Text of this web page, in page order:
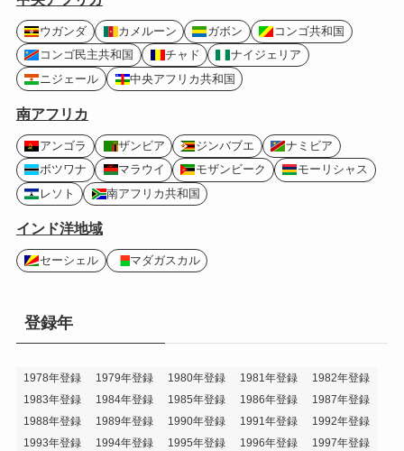
ウガンダ カメルーン ガボン
コンゴ共和国
コンゴ民主共和国
チャド
ナイジェリア
ニジェール
中央アフリカ共和国
南アフリカ
アンゴラ ザンビア ジンバブエ
ナミビア
ボツワナ
マラウイ モザンビーク
モーリシャス
レソト
南アフリカ共和国
インド洋地域
セーシェル マダガスカル
登録年
1978年登録 1979年登録 1980年登録 1981年登録
1982年登録
1983年登録
1984年登録 1985年登録 1986年登録
1987年登録
1988年登録
1989年登録 1990年登録 1991年登録
1992年登録
1993年登録
1994年登録 1995年登録 1996年登録 1997年登録